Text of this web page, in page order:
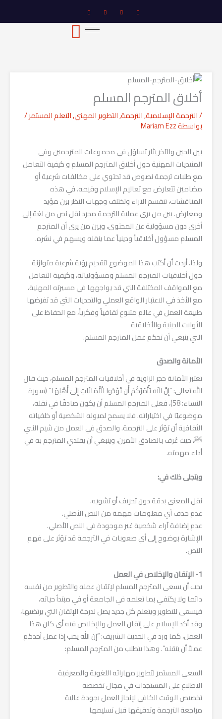
أخلاق المترجم المسلم
/الترجمة الإسلامية,الترجمة,التطوير المهني,التعلم المستمر/
بواسطةMariam Ezz
بين الحين والآخر يثار تساؤل في مجموعات المترجمين وفي
المنتديات المهنية حول أخلاق المترجم المسلم و كيفية التعامل
مع طلبات ترجمة نصوص قد تحتوي على مخالفات شرعية أو
مضامين تتعارض مع تعاليم الإسلام وقيمه. في هذه
المناقشات، تنقسم الآراء وتختلف وجهات النظر بين مؤيد
ومعارض، بين من يرى عملية الترجمة مجرد نقل نص من لغة إلى
أخرى دون مسؤولية عن المحتوى، وبين من يرى أن المترجم
المسلم مسؤول أخلاقياً ودينياً عما ينقله ويسهم في نشره.
ولذا، أردت أن أكتب هذا الموضوع لتقديم رؤية شرعية متوازنة
حول أخلاقيات المترجم المسلم ومسؤولياته، وكيفية التعامل
مع المواقف المختلفة التي قد يواجهها في مسيرته المهنية،
مع الأخذ في الاعتبار الواقع العملي والتحديات التي قد تفرضها
طبيعة العمل في عالم متنوع ثقافياً وفكرياً، مع الحفاظ على
الثوابت الدينية والأخلاقية
التي ينبغي أن تحكم عمل المترجم المسلم.
الأمانة والصدق
تعتبر الأمانة حجر الزاوية في أخلاقيات المترجم المسلم، حيث قال
الله تعالى: “إِنَّ اللَّهَ يَأْمُرُكُمْ أَن تُؤَدُّوا الْأَمَانَاتِ إِلَىٰ أَهْلِهَا” (سورة
النساء: 58)، فعلى المترجم المسلم أن يكون صادقًا في نقله،
موضوعيًا في اختياراته. فلا يسمح لميوله الشخصية أو خلفياته
الثقافية أن تؤثر على الترجمة. والصدق في العمل من شيم النبي
ﷺ، حيث عُرف بالصادق الأمين، وينبغي أن يقتدي المترجم به في
أداء مهمته.
ويتجلى ذلك في:
نقل المعنى بدقة دون تحريف أو تشويه.
عدم حذف أي معلومات مهمة من النص الأصلي.
عدم إضافة آراء شخصية غير موجودة في النص الأصلي.
الإشارة بوضوح إلى أي صعوبات في الترجمة قد تؤثر على فهم
النص.
1- الإتقان والإخلاص في العمل
يجب أن يسعى المترجم المسلم لإتقان عمله والتطوير من نفسه
دائما ولا يكتفي بما تعلمه في الجامعة أو في مبتدأ حياته،
فيسعى للتطوير ويتعلم كل جديد يصل لدرجة الإتقان التي يرتضيها،
وقد أكد الإسلام على إتقان العمل والإخلاص فيه أي كان هذا
العمل، كما ورد في الحديث الشريف: “إن الله يحب إذا عمل أحدكم
عملاً أن يتقنه”. وهذا يتطلب من المترجم المسلم:
السعي المستمر لتطوير مهاراته اللغوية والمعرفية
الاطلاع على المستجدات في مجال تخصصه
تخصيص الوقت الكافي لإنجاز العمل بجودة عالية
مراجعة الترجمة وتدقيقها قبل تسليمها